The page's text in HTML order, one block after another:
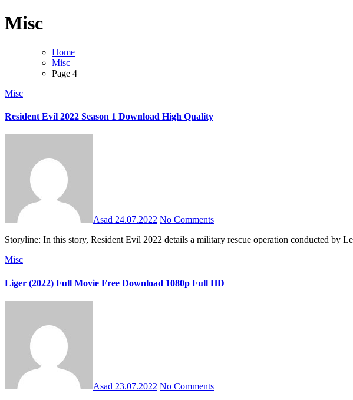
Misc
Home
Misc
Page 4
Misc
Resident Evil 2022 Season 1 Download High Quality
Asad 24.07.2022 No Comments
Storyline: In this story, Resident Evil 2022 details a military rescue operation conducted
Misc
Liger (2022) Full Movie Free Download 1080p Full HD
Asad 23.07.2022 No Comments